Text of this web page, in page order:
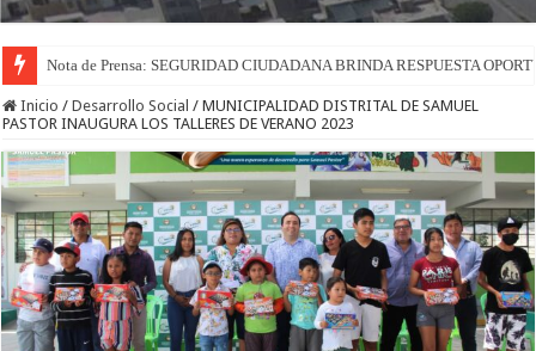
Nota de Prensa: SEGURIDAD CIUDADANA BRINDA RESPUESTA
Inicio / Desarrollo Social / MUNICIPALIDAD DISTRITAL DE SAMUEL
PASTOR INAUGURA LOS TALLERES DE VERANO 2023